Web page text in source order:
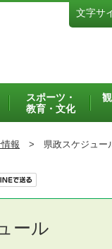
文字サ
スポーツ・
教育・文化
報 > 県政スケジュー
ール